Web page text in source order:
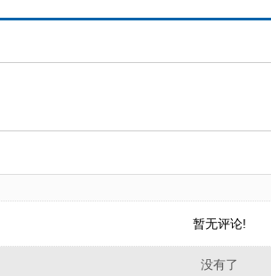
暂无评论!
没有了